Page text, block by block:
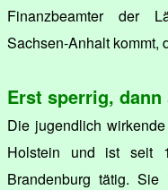
Finanzbeamter der
Sachsen-Anhalt kommt,
Erst sperrig, dann
Die jugendlich
Holstein und ist seit
Brandenburg tätig. Sie